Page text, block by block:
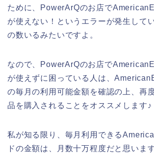
ために、PowerArQのお店で
が使えない！というエラーが発生して
の数いるみたいですよ。
なので、PowerArQのお店で
が使えずに困っている人は、
の毎月の利用可能金額を確認の上、再
品を購入されることをオススメします♪
私が知る限り、毎月利用できる
ドの金額は、月数十万程度だと思いま